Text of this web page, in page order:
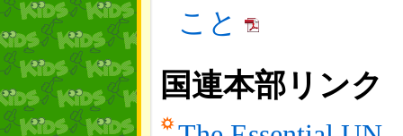
こと
国連本部リンク